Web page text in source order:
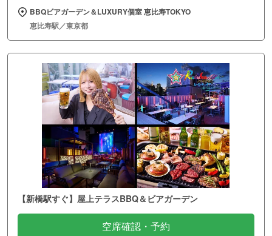
BBQビアガーデン＆LUXURY個室 恵比寿TOKYO
恵比寿駅／東京都
【新橋駅すぐ】屋上テラスBBQ＆ビアガーデン
空席確認・予約